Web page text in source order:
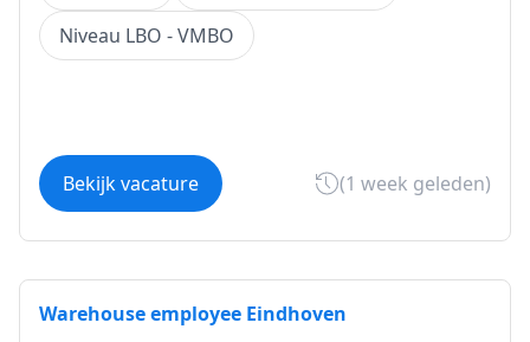
Niveau LBO - VMBO
Bekijk vacature (1 week geleden)
Warehouse employee Eindhoven